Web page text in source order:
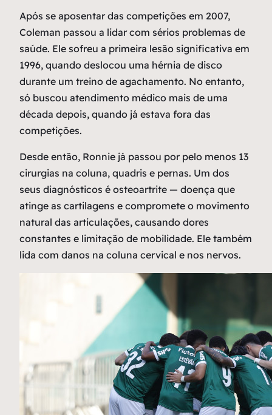
Após se aposentar das competições em 2007,
Coleman passou a lidar com sérios problemas de
saúde. Ele sofreu a primeira lesão significativa em
1996, quando deslocou uma hérnia de disco
durante um treino de agachamento. No entanto,
só buscou atendimento médico mais de uma
década depois, quando já estava fora das
competições.
Desde então, Ronnie já passou por pelo menos 13
cirurgias na coluna, quadris e pernas. Um dos
seus diagnósticos é osteoartrite — doença que
atinge as cartilagens e compromete o movimento
natural das articulações, causando dores
constantes e limitação de mobilidade. Ele também
lida com danos na coluna cervical e nos nervos.